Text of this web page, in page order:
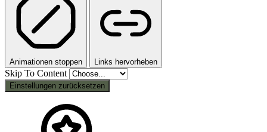
Animationen stoppen Links hervorheben
Skip To Content
Einstellungen zurücksetzen